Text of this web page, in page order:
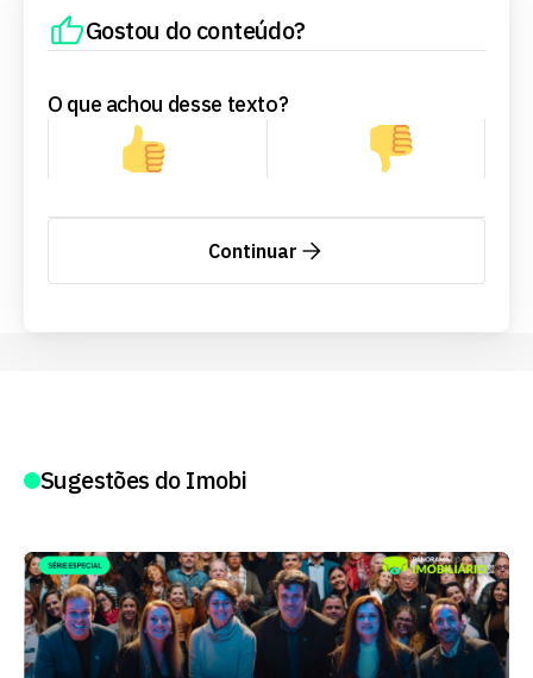
Gostou do conteúdo?
O que achou desse texto?
Continuar
Sugestões do Imobi